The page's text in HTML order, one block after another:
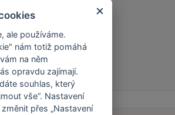
ale používáme.
nám totiž pomáhá
na něm
opravdu zajímají.
souhlas, který
vše“. Nastavení
přes „Nastavení